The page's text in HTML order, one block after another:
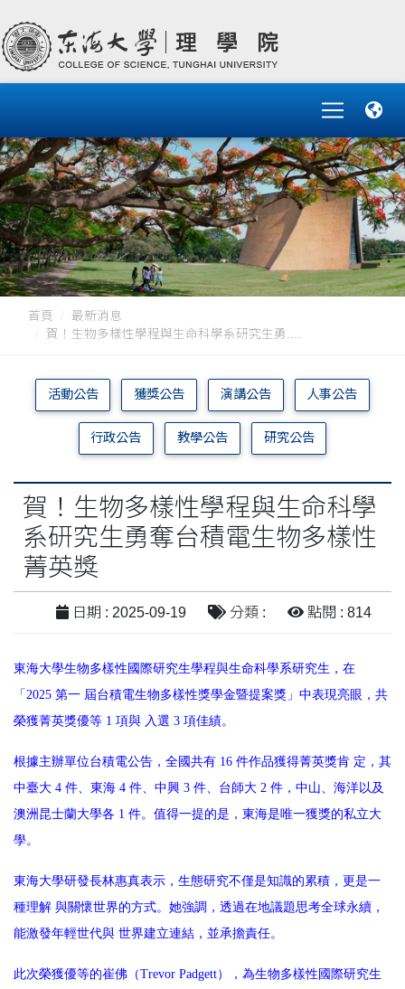
首頁
最新消息
賀！生物多樣性學程與生命科學系研究生勇....
活動公告 獲獎公告 演講公告 人事公告
行政公告 教學公告 研究公告
賀！生物多樣性學程與生命科學
系研究生勇奪台積電生物多樣性
菁英獎
日期 : 2025-09-19 分類 : 點閱 : 814
東海大學生物多樣性國際研究生學程與生命科學系研究生，在
「2025 第一 屆台積電生物多樣性獎學金暨提案獎」中表現亮眼，共
榮獲菁英獎優等 1 項與 入選 3 項佳績。
根據主辦單位台積電公告，全國共有 16 件作品獲得菁英獎肯 定，其
中臺大 4 件、東海 4 件、中興 3 件、台師大 2 件，中山、海洋以及
澳洲昆士蘭大學各 1 件。值得一提的是，東海是唯一獲獎的私立大
學。
東海大學研發長林惠真表示，生態研究不僅是知識的累積，更是一
種理解 與關懷世界的方式。她強調，透過在地議題思考全球永續，
能激發年輕世代與 世界建立連結，並承擔責任。
此次榮獲優等的崔佛（Trevor Padgett），為生物多樣性國際研究生